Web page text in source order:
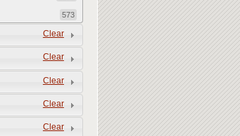
573
1672
Revenge Killings (القتل بدافع الانتقام) 11
2
13
Clear
Clear
Clear
Clear
Clear